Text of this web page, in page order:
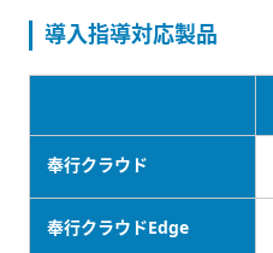
導入指導対応製品
奉行クラウド
奉行クラウドEdge